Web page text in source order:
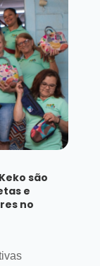
são
e
no